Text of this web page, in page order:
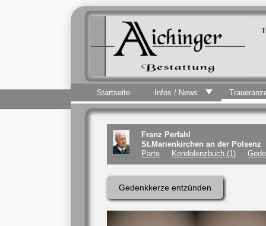
Startseite Infos / News
Franz Perfahl
St.Marienkirchen an der Polsenz
Parte
Kondolenzbuch (1)
Gedenkkerze entzünden